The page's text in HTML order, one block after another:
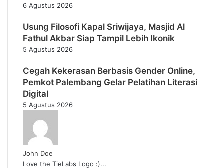
6 Agustus 2026
Usung Filosofi Kapal Sriwijaya, Masjid Al
Fathul Akbar Siap Tampil Lebih Ikonik
5 Agustus 2026
Cegah Kekerasan Berbasis Gender Online,
Pemkot Palembang Gelar Pelatihan Literasi
Digital
5 Agustus 2026
John Doe
Love the TieLabs Logo :)...